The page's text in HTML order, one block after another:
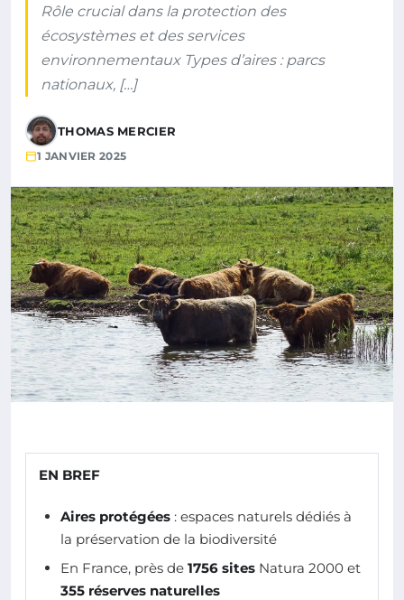
Rôle crucial dans la protection des
écosystèmes et des services
environnementaux Types d’aires : parcs
nationaux, […]
THOMAS MERCIER
1 JANVIER 2025
EN BREF
Aires protégées : espaces naturels dédiés à
la préservation de la biodiversité
En France, près de 1756 sites Natura 2000 et
355 réserves naturelles